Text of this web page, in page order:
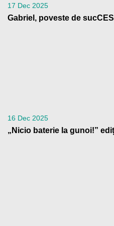
17 Dec 2025
Gabriel, poveste de sucCES
16 Dec 2025